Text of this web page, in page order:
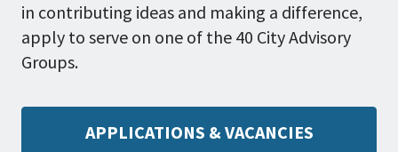
in contributing ideas and making a difference,
apply to serve on one of the 40 City Advisory
Groups.
APPLICATIONS & VACANCIES